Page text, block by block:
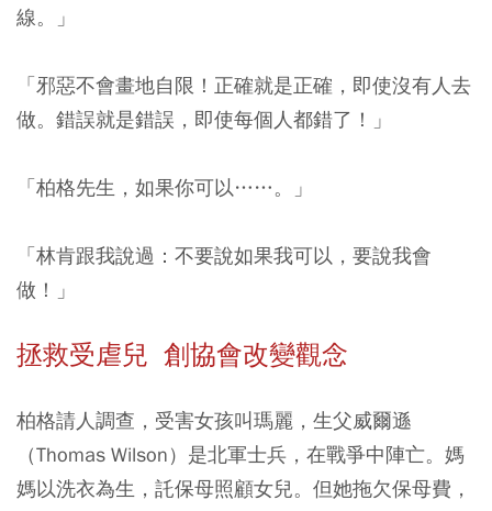
線。」
「邪惡不會畫地自限！正確就是正確，即使沒有人去
做。錯誤就是錯誤，即使每個人都錯了！」
「柏格先生，如果你可以……。」
「林肯跟我說過：不要說如果我可以，要說我會
做！」
拯救受虐兒 創協會改變觀念
柏格請人調查，受害女孩叫瑪麗，生父威爾遜
（Thomas Wilson）是北軍士兵，在戰爭中陣亡。媽
媽以洗衣為生，託保母照顧女兒。但她拖欠保母費，